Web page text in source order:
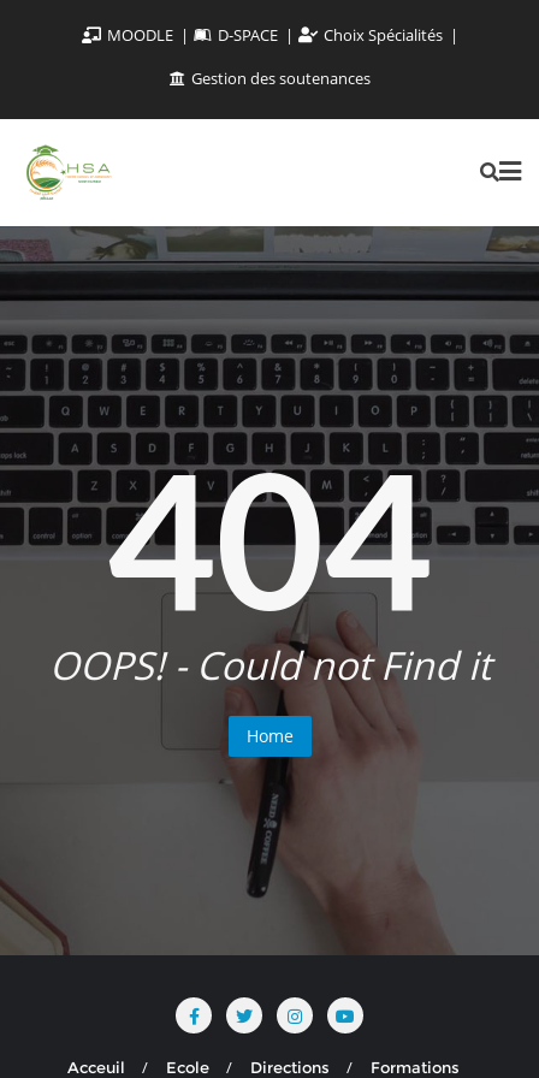
MOODLE D-SPACE
Choix Spécialités
Gestion des soutenances
404
OOPS! - Could not Find it
Home
Acceuil Ecole Directions Formations